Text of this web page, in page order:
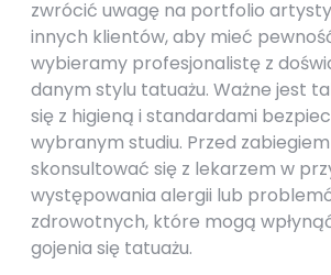
zwrócić uwagę na portfolio
innych klientów, aby mieć
wybieramy profesjonalistę z
danym stylu tatuażu. Ważne jest
się z higieną i standardami
wybranym studiu. Przed
skonsultować się z lekarzem w
występowania alergii lub
zdrowotnych, które mogą
gojenia się tatuażu.